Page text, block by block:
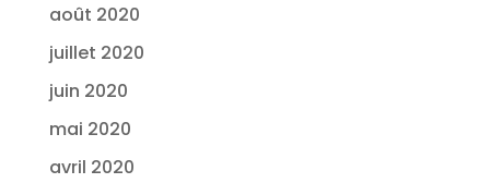
août 2020
juillet 2020
juin 2020
mai 2020
avril 2020